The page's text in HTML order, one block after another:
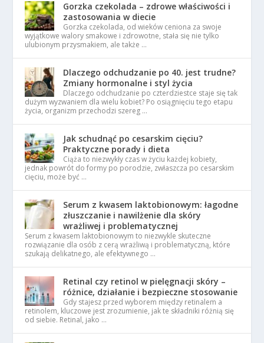
Gorzka czekolada – zdrowe właściwości i
zastosowania w diecie
Gorzka czekolada, od wieków ceniona za swoje
wyjątkowe walory smakowe i zdrowotne, stała się nie tylko
ulubionym przysmakiem, ale także …
Dlaczego odchudzanie po 40. jest trudne?
Zmiany hormonalne i styl życia
Dlaczego odchudzanie po czterdziestce staje się tak
dużym wyzwaniem dla wielu kobiet? Po osiągnięciu tego etapu
życia, organizm przechodzi szereg …
Jak schudnąć po cesarskim cięciu?
Praktyczne porady i dieta
Ciąża to niezwykły czas w życiu każdej kobiety,
jednak powrót do formy po porodzie, zwłaszcza po cesarskim
cięciu, może być …
Serum z kwasem laktobionowym: łagodne
złuszczanie i nawilżenie dla skóry
wrażliwej i problematycznej
Serum z kwasem laktobionowym to niezwykle skuteczne
rozwiązanie dla osób z cerą wrażliwą i problematyczną, które
szukają delikatnego, ale efektywnego …
Retinal czy retinol w pielęgnacji skóry –
różnice, działanie i bezpieczne stosowanie
Gdy stajesz przed wyborem między retinalem a
retinolem, kluczowe jest zrozumienie, jak te składniki różnią się
od siebie. Retinal, jako …